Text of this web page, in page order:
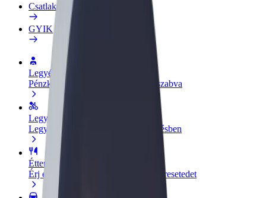
Csatlakozás
GYIK
Legyél sofőr
Pénzkereseti lehetőség igényeidre szabva
Legyél futár
Legyél futár és részesülj heti kifizetésben
Étterem vagy üzlet hozzáadása
Érj el több felhasználót és növeld keresetedet